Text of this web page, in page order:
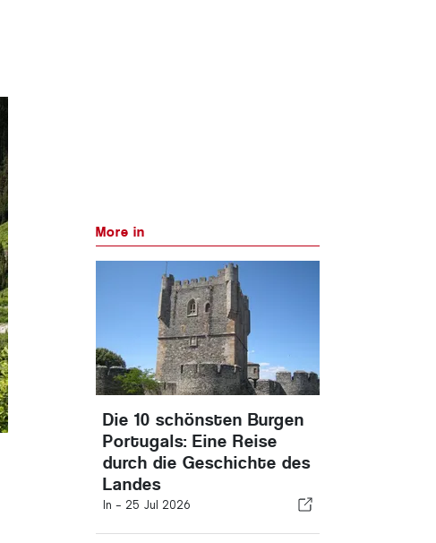
More in
Die 10 schönsten Burgen
Portugals: Eine Reise
durch die Geschichte des
Landes
In - 25 Jul 2026